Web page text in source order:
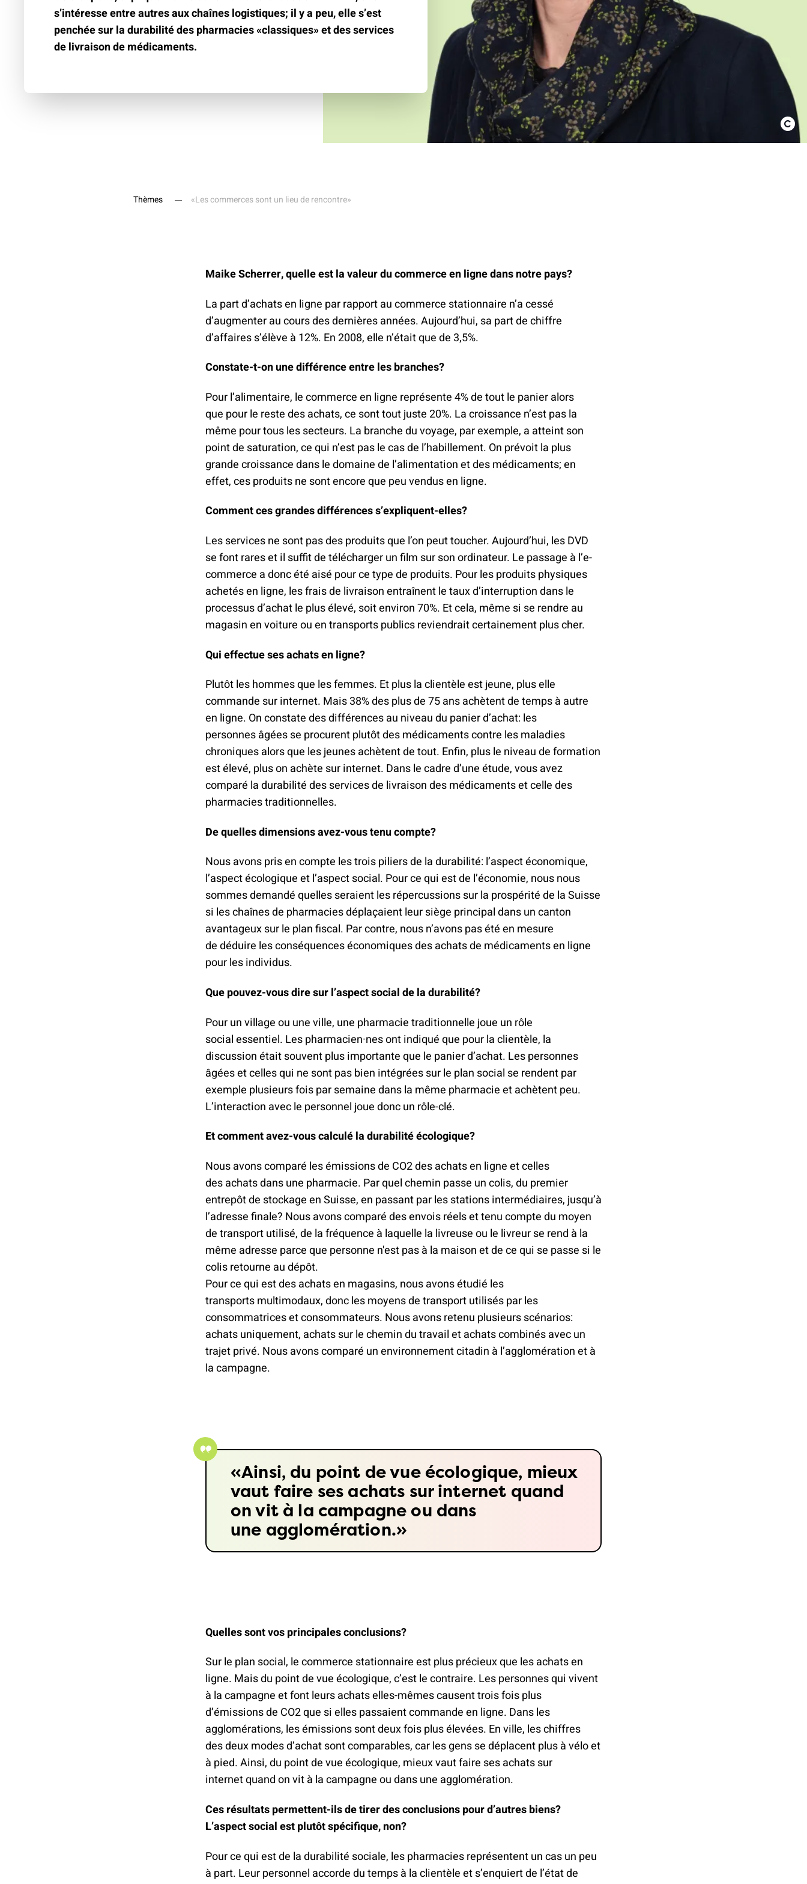
d'assurances
s’intéresse entre autres aux chaînes logistiques; il y a peu, elle s’est
penchée sur la durabilité des pharmacies «classiques» et des services
de livraison de médicaments.
Thèmes «Les commerces sont un lieu de rencontre»
Maike Scherrer, quelle est la valeur du commerce en ligne dans notre pays?
La part d’achats en ligne par rapport au commerce stationnaire n’a cessé
d’augmenter au cours des dernières années. Aujourd’hui, sa part de chiffre
d’affaires s’élève à 12%. En 2008, elle n’était que de 3,5%.
Constate-t-on une différence entre les branches?
Pour l’alimentaire, le commerce en ligne représente 4% de tout le panier alors
que pour le reste des achats, ce sont tout juste 20%. La croissance n’est pas la
même pour tous les secteurs. La branche du voyage, par exemple, a atteint son
point de saturation, ce qui n’est pas le cas de l’habillement. On prévoit la plus
grande croissance dans le domaine de l’alimentation et des médicaments; en
effet, ces produits ne sont encore que peu vendus en ligne.
Comment ces grandes différences s’expliquent-elles?
Les services ne sont pas des produits que l’on peut toucher. Aujourd’hui, les DVD
se font rares et il suffit de télécharger un film sur son ordinateur. Le passage à l’e-
commerce a donc été aisé pour ce type de produits. Pour les produits physiques
achetés en ligne, les frais de livraison entraînent le taux d’interruption dans le
processus d’achat le plus élevé, soit environ 70%. Et cela, même si se rendre au
magasin en voiture ou en transports publics reviendrait certainement plus cher.
Qui effectue ses achats en ligne?
Plutôt les hommes que les femmes. Et plus la clientèle est jeune, plus elle
commande sur internet. Mais 38% des plus de 75 ans achètent de temps à autre
en ligne. On constate des différences au niveau du panier d’achat: les
personnes âgées se procurent plutôt des médicaments contre les maladies
chroniques alors que les jeunes achètent de tout. Enfin, plus le niveau de formation
est élevé, plus on achète sur internet. Dans le cadre d’une étude, vous avez
comparé la durabilité des services de livraison des médicaments et celle des
pharmacies traditionnelles.
De quelles dimensions avez-vous tenu compte?
Nous avons pris en compte les trois piliers de la durabilité: l’aspect économique,
l’aspect écologique et l’aspect social. Pour ce qui est de l’économie, nous nous
sommes demandé quelles seraient les répercussions sur la prospérité de la Suisse
si les chaînes de pharmacies déplaçaient leur siège principal dans un canton
avantageux sur le plan fiscal. Par contre, nous n’avons pas été en mesure
de déduire les conséquences économiques des achats de médicaments en ligne
pour les individus.
Que pouvez-vous dire sur l’aspect social de la durabilité?
Pour un village ou une ville, une pharmacie traditionnelle joue un rôle
social essentiel. Les pharmacien·nes ont indiqué que pour la clientèle, la
discussion était souvent plus importante que le panier d’achat. Les personnes
âgées et celles qui ne sont pas bien intégrées sur le plan social se rendent par
exemple plusieurs fois par semaine dans la même pharmacie et achètent peu.
L’interaction avec le personnel joue donc un rôle-clé.
Et comment avez-vous calculé la durabilité écologique?
Nous avons comparé les émissions de CO2 des achats en ligne et celles
des achats dans une pharmacie. Par quel chemin passe un colis, du premier
entrepôt de stockage en Suisse, en passant par les stations intermédiaires, jusqu’à
l’adresse finale? Nous avons comparé des envois réels et tenu compte du moyen
de transport utilisé, de la fréquence à laquelle la livreuse ou le livreur se rend à la
même adresse parce que personne n'est pas à la maison et de ce qui se passe si le
colis retourne au dépôt.
Pour ce qui est des achats en magasins, nous avons étudié les
transports multimodaux, donc les moyens de transport utilisés par les
consommatrices et consommateurs. Nous avons retenu plusieurs scénarios:
achats uniquement, achats sur le chemin du travail et achats combinés avec un
trajet privé. Nous avons comparé un environnement citadin à l’agglomération et à
la campagne.
Ainsi, du point de vue écologique, mieux
vaut faire ses achats sur internet quand
on vit à la campagne ou dans
une agglomération.
Quelles sont vos principales conclusions?
Sur le plan social, le commerce stationnaire est plus précieux que les achats en
ligne. Mais du point de vue écologique, c’est le contraire. Les personnes qui vivent
à la campagne et font leurs achats elles-mêmes causent trois fois plus
d’émissions de CO2 que si elles passaient commande en ligne. Dans les
agglomérations, les émissions sont deux fois plus élevées. En ville, les chiffres
des deux modes d’achat sont comparables, car les gens se déplacent plus à vélo et
à pied. Ainsi, du point de vue écologique, mieux vaut faire ses achats sur
internet quand on vit à la campagne ou dans une agglomération.
Ces résultats permettent-ils de tirer des conclusions pour d’autres biens?
L’aspect social est plutôt spécifique, non?
Pour ce qui est de la durabilité sociale, les pharmacies représentent un cas un peu
à part. Leur personnel accorde du temps à la clientèle et s’enquiert de l’état de